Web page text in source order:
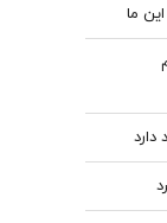
ما